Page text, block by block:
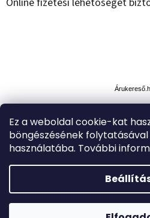
Ez a weboldal cookie-kat
böngészésének
használatába. További
A kiválasztott termékekre akár -35%
kiszállítási pontokon vagy Z-boxon
k
r
e
s
Shoptet